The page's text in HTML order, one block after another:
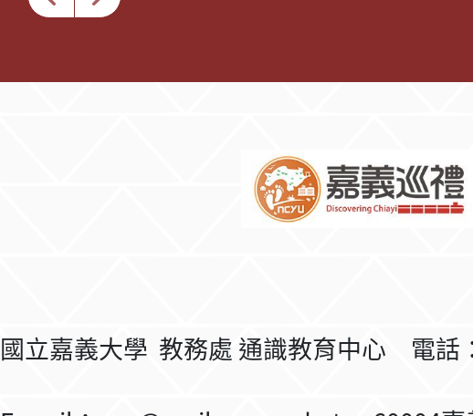
國立嘉義大學 教務處 通識教育中心 電